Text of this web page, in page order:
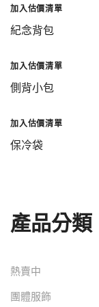
加入估價清單
紀念背包
加入估價清單
側背小包
加入估價清單
保冷袋
產品分類
熱賣中
團體服飾